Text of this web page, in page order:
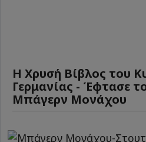
Η Χρυσή Βίβλος του
Γερμανίας - Έφτασε
Μπάγερν Μονάχου